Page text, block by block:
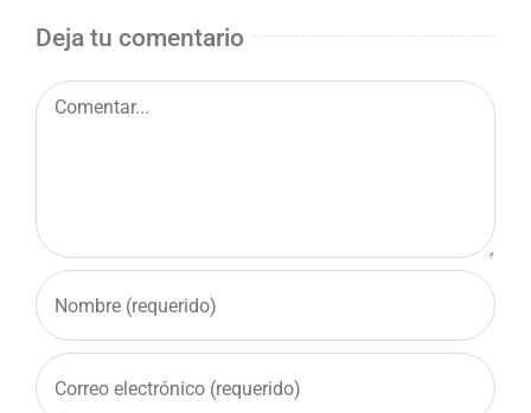
Deja tu comentario
Comentar